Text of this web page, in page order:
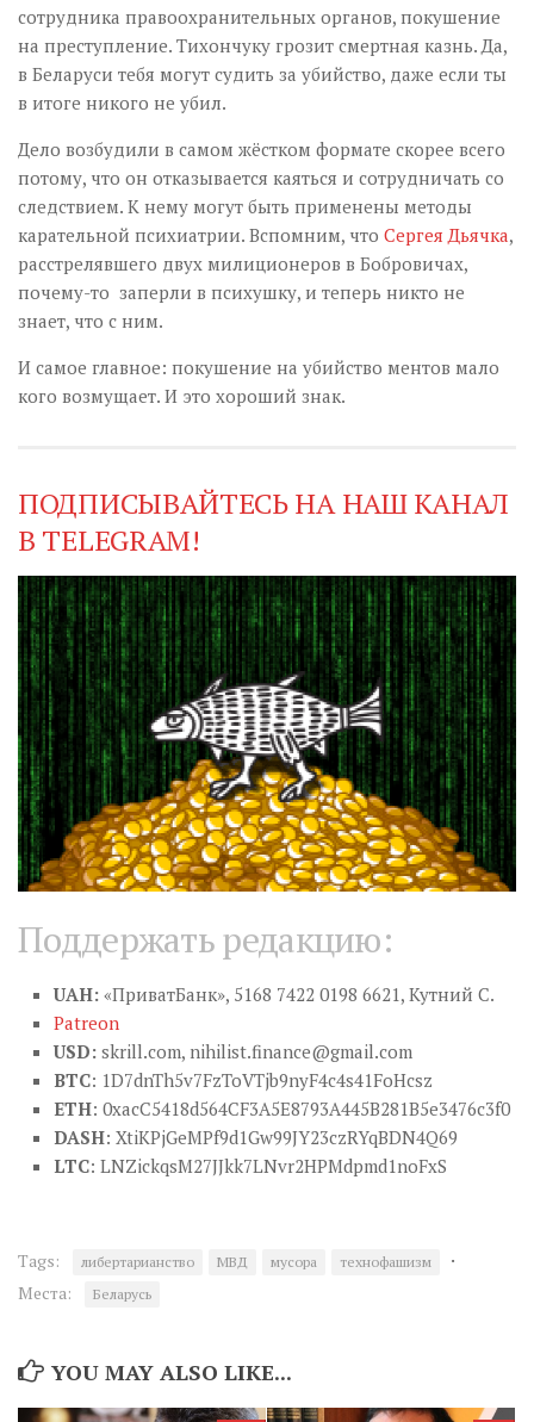
сотрудника правоохранительных органов, покушение
на преступление. Тихончуку грозит смертная казнь. Да,
в Беларуси тебя могут судить за убийство, даже если ты
в итоге никого не убил.
Дело возбудили в самом жёстком формате скорее всего
потому, что он отказывается каяться и сотрудничать со
следствием. К нему могут быть применены методы
карательной психиатрии. Вспомним, что Сергея Дьячка,
расстрелявшего двух милиционеров в Бобровичах,
почему-то заперли в психушку, и теперь никто не
знает, что с ним.
И самое главное: покушение на убийство ментов мало
кого возмущает. И это хороший знак.
ПОДПИСЫВАЙТЕСЬ НА НАШ КАНАЛ
В TELEGRAM!
Поддержать редакцию:
UAH: «ПриватБанк», 5168 7422 0198 6621, Кутний С.
Patreon
USD: skrill.com, nihilist.finance@gmail.com
BTC: 1D7dnTh5v7FzToVTjb9nyF4c4s41FoHcsz
ETH: 0xacC5418d564CF3A5E8793A445B281B5e3476c3f0
DASH: XtiKPjGeMPf9d1Gw99JY23czRYqBDN4Q69
LTC: LNZickqsM27JJkk7LNvr2HPMdpmd1noFxS
Tags: либертарианство МВД мусора технофашизм ·
Места: Беларусь
YOU MAY ALSO LIKE...